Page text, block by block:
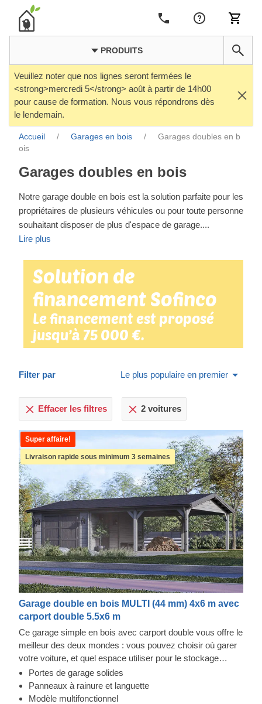
PRODUITS
Veuillez noter que nos lignes seront fermées le
<strong>mercredi 5</strong> août à partir de 14h00
pour cause de formation. Nous vous répondrons dès
le lendemain.
Accueil / Garages en bois /
Garages doubles en b
ois
Garages doubles en bois
Notre garage double en bois est la solution parfaite pour les
propriétaires de plusieurs véhicules ou pour toute personne
souhaitant disposer de plus d'espace de garage....
Lire plus
Solution de
financement Sofinco
Le financement est proposé
jusqu’à 75 000 €.
Filter par Le plus populaire en premier
Effacer les filtres 2 voitures
Super affaire!
Livraison rapide sous minimum 3 semaines
Garage double en bois MULTI (44 mm) 4x6 m avec
carport double 5.5x6 m
Ce garage simple en bois avec carport double vous offre le
meilleur des deux mondes : vous pouvez choisir où garer
votre voiture, et quel espace utiliser pour le stockage
d'objets ou d'autres véhicules. Désormais, vous n'aurez
plus à choisir. Profitez du luxe d'avoir un espace de
stockage sécurisé pour votre véhicule, vous pourriez
Portes de garage solides
Panneaux à rainure et languette
Modèle multifonctionnel